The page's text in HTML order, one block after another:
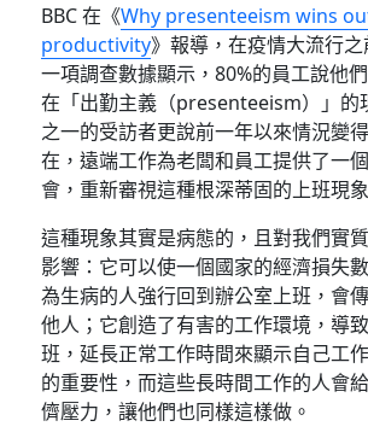
BBC 在《Why presenteeism wins
productivity》報導，在疫情大流行
一項調查數據顯示，80%的員工說他
在「出勤主義（presenteeism）」的
之一的受訪者更說前一年以來情況變
在，遠端工作為老闆和員工提供了一
會，重新審視這種根深蒂固的上班現
這種現象其實是病態的，且對我們實
影響：它可以使一個國家的經濟損失
為生病的人強行回到辦公室上班，會
他人；它創造了有害的工作環境，導
班，延長正常工作時間來顯示自己工
的重要性，而這些長時間工作的人會
儕壓力，讓他們也同樣這樣做。